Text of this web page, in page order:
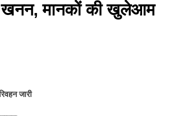
खनन, मानकों की खुलेआम
जारी